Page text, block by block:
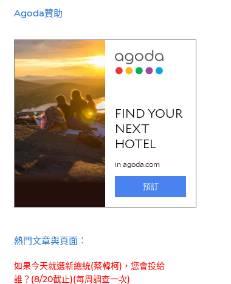
Agoda贊助
熱門文章與頁面︰
如果今天就選新總統(蔡韓柯)，您會投給
誰？(8/20截止)(每周調查一次)